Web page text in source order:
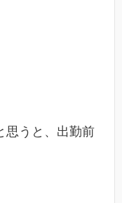
思うと、出勤前